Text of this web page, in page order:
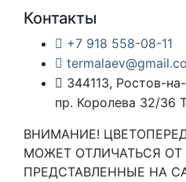
Контакты
+7 918 558-08-11
344113, Ростов-
пр. Королева 32/36
ВНИМАНИЕ!
МОЖЕТ ОТЛИЧАТЬСЯ ОТ
ПРЕДСТАВЛЕННЫЕ НА